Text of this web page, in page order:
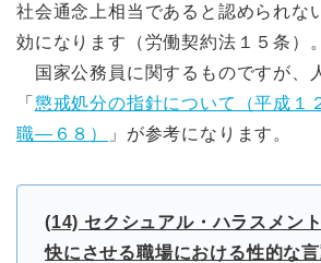
社会通念上相当であると認められな
効になります（労働契約法１５条）。
国家公務員に関するものですが、
「 懲戒処分の指針について（平成１
職―６８）
」が参考になります。
(14) セクシュアル・ハラスメン
快にさせる職場における性的な